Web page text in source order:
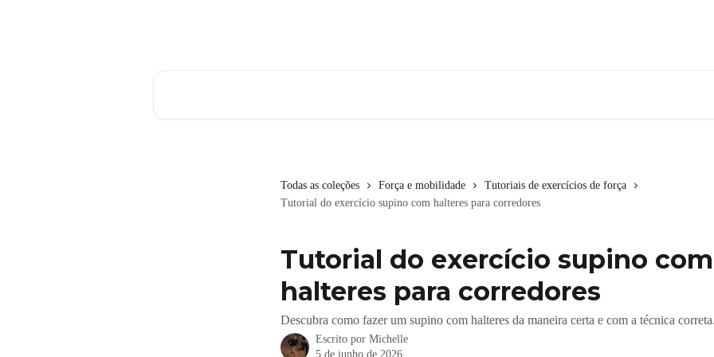
Todas as coleções Força e mobilidade
Tutoriais de exercícios de força
Tutorial do exercício supino com halteres para corredores
Tutorial do exercício supino com
halteres para corredores
Descubra como fazer um supino com halteres da maneira certa e com a técnica correta.
Escrito por Michelle
5 de junho de 2026